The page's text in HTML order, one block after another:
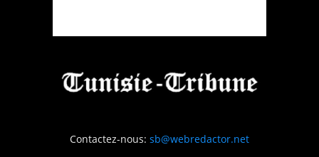
Contactez-nous: sb@webredactor.net